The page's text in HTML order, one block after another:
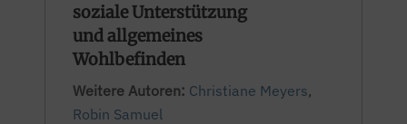
soziale Unterstützung
und allgemeines
Wohlbefinden
Weitere Autoren: Christiane Meyers,
Robin Samuel